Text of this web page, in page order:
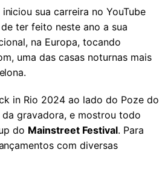
iniciou sua carreira no YouTube
ter feito neste ano a sua
na Europa, tocando
uma das casas noturnas mais
in Rio 2024 ao lado do Poze do
gravadora, e mostrou todo
do Mainstreet Festival. Para
com diversas